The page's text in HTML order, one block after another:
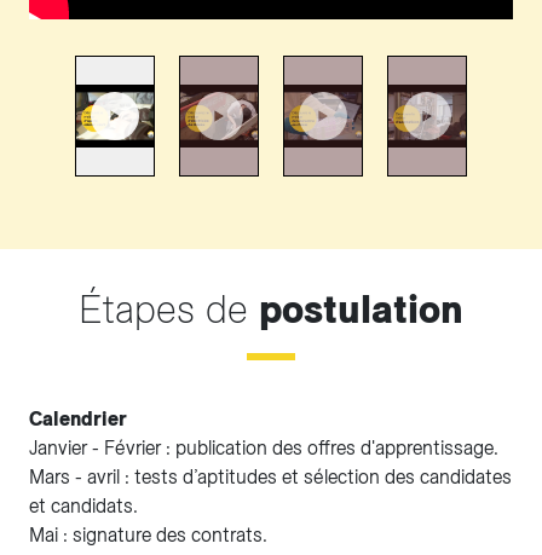
Étapes de postulation
Calendrier
Janvier - Février : publication des offres d'apprentissage.
Mars - avril : tests d’aptitudes et sélection des candidates
et candidats.
Mai : signature des contrats.